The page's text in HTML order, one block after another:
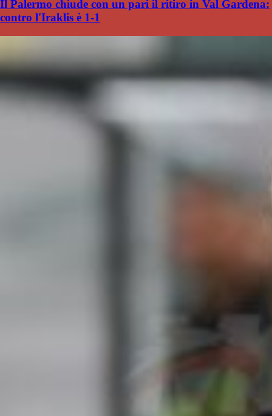
Il Palermo chiude con un pari il ritiro in Val Gardena:
contro l'Iraklis è 1-1